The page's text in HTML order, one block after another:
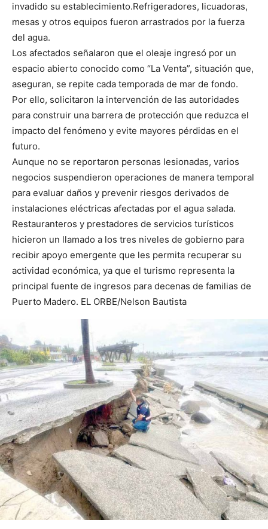
invadido su establecimiento.Refrigeradores, licuadoras,
mesas y otros equipos fueron arrastrados por la fuerza
del agua.
Los afectados señalaron que el oleaje ingresó por un
espacio abierto conocido como “La Venta”, situación que,
aseguran, se repite cada temporada de mar de fondo.
Por ello, solicitaron la intervención de las autoridades
para construir una barrera de protección que reduzca el
impacto del fenómeno y evite mayores pérdidas en el
futuro.
Aunque no se reportaron personas lesionadas, varios
negocios suspendieron operaciones de manera temporal
para evaluar daños y prevenir riesgos derivados de
instalaciones eléctricas afectadas por el agua salada.
Restauranteros y prestadores de servicios turísticos
hicieron un llamado a los tres niveles de gobierno para
recibir apoyo emergente que les permita recuperar su
actividad económica, ya que el turismo representa la
principal fuente de ingresos para decenas de familias de
Puerto Madero. EL ORBE/Nelson Bautista